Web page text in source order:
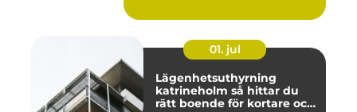
01. jul
Lägenhetsuthyrning
katrineholm så hittar du
rätt boende för kortare och